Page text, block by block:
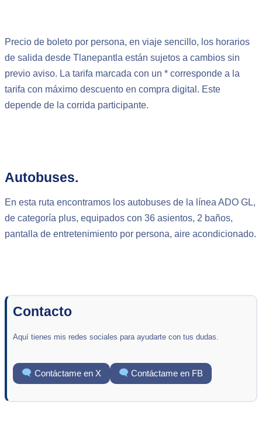
Precio de boleto por persona, en viaje sencillo, los horarios
de salida desde Tlanepantla están sujetos a cambios sin
previo aviso. La tarifa marcada con un * corresponde a la
tarifa con máximo descuento en compra digital. Este
depende de la corrida participante.
Autobuses.
En esta ruta encontramos los autobuses de la línea ADO GL,
de categoría plus, equipados con 36 asientos, 2 baños,
pantalla de entretenimiento por persona, aire acondicionado.
Contacto
Aquí tienes mis redes sociales para ayudarte con tus dudas.
Contáctame en X Contáctame en FB